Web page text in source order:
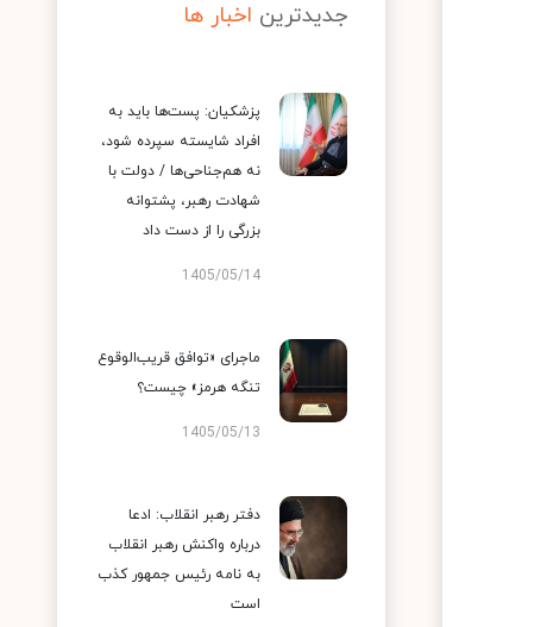
جدیدترین اخبار ها
پزشکیان: پست‌ها باید به
افراد شایسته سپرده شود،
نه هم‌جناحی‌ها / دولت با
شهادت رهبر، پشتوانه
بزرگی را از دست داد
1405/05/14
ماجرای «توافق قریب‌الوقوع
تنگه هرمز» چیست؟
1405/05/13
دفتر رهبر انقلاب: ادعا
درباره واکنش رهبر انقلاب
به نامه رئیس جمهور کذب
است